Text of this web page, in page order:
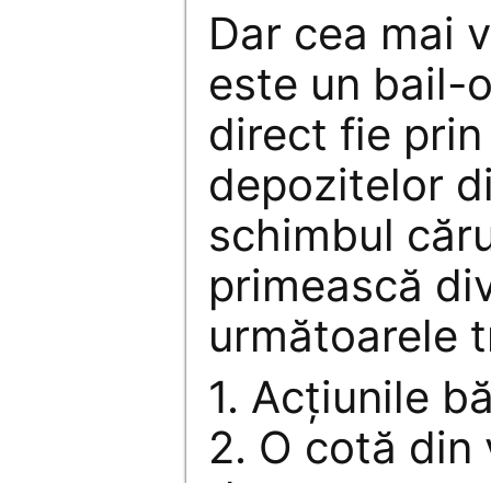
Dar cea mai
este un bail-
direct fie
depozitelor
schimbul
primească
următoarele
1. Acţiunile
2. O cotă